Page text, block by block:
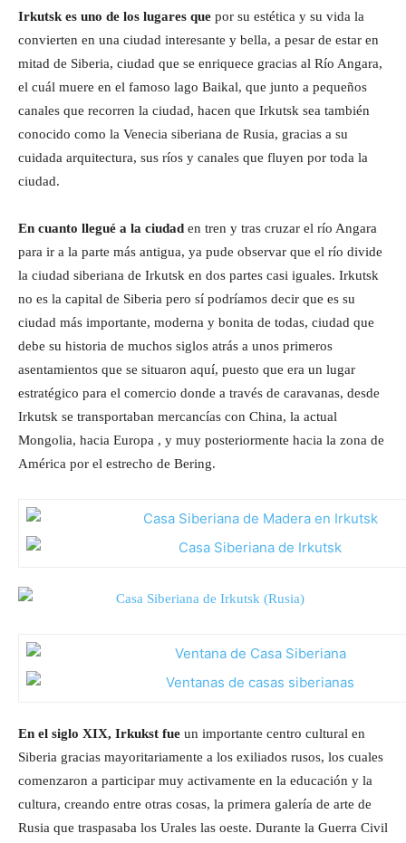
Irkutsk es uno de los lugares que por su estética y su vida la
convierten en una ciudad interesante y bella, a pesar de estar en
mitad de Siberia, ciudad que se enriquece gracias al Río Angara,
el cuál muere en el famoso lago Baikal, que junto a pequeños
canales que recorren la ciudad, hacen que Irkutsk sea también
conocido como la Venecia siberiana de Rusia, gracias a su
cuidada arquitectura, sus ríos y canales que fluyen por toda la
ciudad.
En cuanto llegué a la ciudad en tren y tras cruzar el río Angara
para ir a la parte más antigua, ya pude observar que el río divide
la ciudad siberiana de Irkutsk en dos partes casi iguales. Irkutsk
no es la capital de Siberia pero sí podríamos decir que es su
ciudad más importante, moderna y bonita de todas, ciudad que
debe su historia de muchos siglos atrás a unos primeros
asentamientos que se situaron aquí, puesto que era un lugar
estratégico para el comercio donde a través de caravanas, desde
Irkutsk se transportaban mercancías con China, la actual
Mongolia, hacia Europa , y muy posteriormente hacia la zona de
América por el estrecho de Bering.
En el siglo XIX, Irkukst fue un importante centro cultural en
Siberia gracias mayoritariamente a los exiliados rusos, los cuales
comenzaron a participar muy activamente en la educación y la
cultura, creando entre otras cosas, la primera galería de arte de
Rusia que traspasaba los Urales las oeste. Durante la Guerra Civil